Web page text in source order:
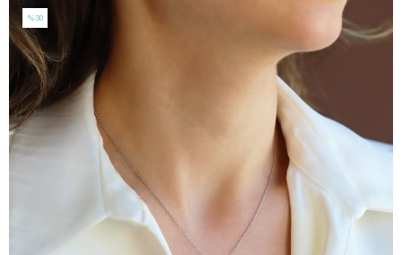
%30